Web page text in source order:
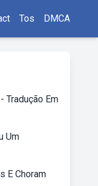
Tos DMCA
Tradução Em
Um
E Choram